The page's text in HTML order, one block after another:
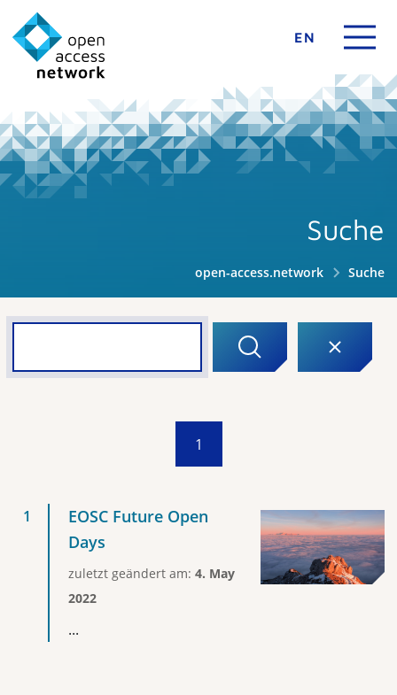
EN
Suche
open-access.network Suche
1
EOSC Future Open
Days
zuletzt geändert am: 4. May
2022
...